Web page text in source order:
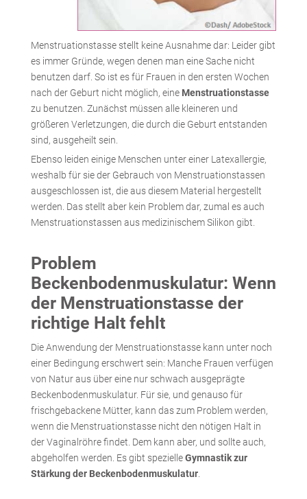
Menstruationstasse stellt keine Ausnahme dar: Leider gibt
es immer Gründe, wegen denen man eine Sache nicht
benutzen darf. So ist es für Frauen in den ersten Wochen
nach der Geburt nicht möglich, eine Menstruationstasse
zu benutzen. Zunächst müssen alle kleineren und
größeren Verletzungen, die durch die Geburt entstanden
sind, ausgeheilt sein.
Ebenso leiden einige Menschen unter einer Latexallergie,
weshalb für sie der Gebrauch von Menstruationstassen
ausgeschlossen ist, die aus diesem Material hergestellt
werden. Das stellt aber kein Problem dar, zumal es auch
Menstruationstassen aus medizinischem Silikon gibt.
Problem
Beckenbodenmuskulatur: Wenn
der Menstruationstasse der
richtige Halt fehlt
Die Anwendung der Menstruationstasse kann unter noch
einer Bedingung erschwert sein: Manche Frauen verfügen
von Natur aus über eine nur schwach ausgeprägte
Beckenbodenmuskulatur. Für sie, und genauso für
frischgebackene Mütter, kann das zum Problem werden,
wenn die Menstruationstasse nicht den nötigen Halt in
der Vaginalröhre findet. Dem kann aber, und sollte auch,
abgeholfen werden. Es gibt spezielleGymnastik zur
Stärkung der Beckenbodenmuskulatur